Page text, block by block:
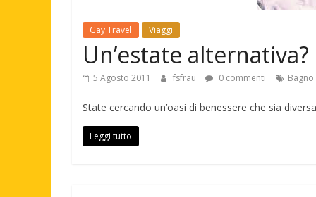
Gay Travel Viaggi
Un’estate
5 Agosto 2011 fsfrau 0 commenti
State cercando un’oasi di benessere che sia
Leggi tutto